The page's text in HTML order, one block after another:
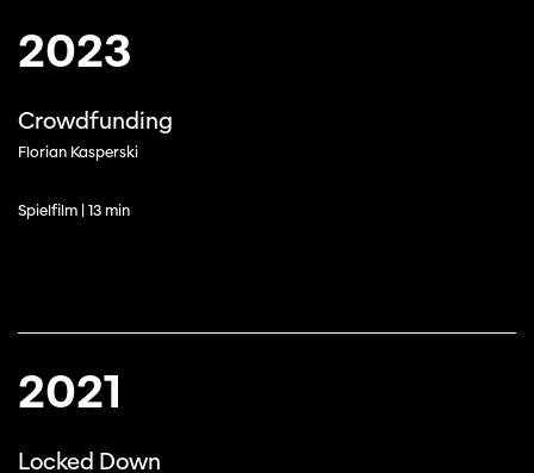
2023
Crowdfunding
Florian Kasperski
Spielfilm | 13 min
2021
Locked Down